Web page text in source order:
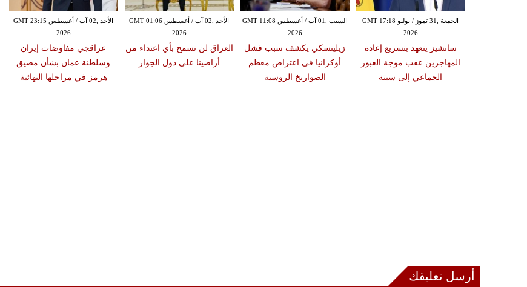
الأحد ,02 آب / أغسطس GMT 23:15
2026
عراقجي مفاوضات إيران
وسلطنة عمان بشأن مضيق
هرمز في مراحلها النهائية
الأحد ,02 آب / أغسطس GMT 01:06
2026
العراق لن نسمح بأي اعتداء من
أراضينا على دول الجوار
السبت ,01 آب / أغسطس GMT 11:08
2026
زيلينسكي يكشف سبب فشل
أوكرانيا في اعتراض معظم
الصواريخ الروسية
الجمعة ,31 تموز / يوليو GMT 17:18
2026
سانشيز يتعهد بتسريع إعادة
المهاجرين عقب موجة العبور
الجماعي إلى سبتة
أرسل تعليقك